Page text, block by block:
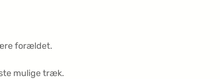
forældet.
mulige træk.